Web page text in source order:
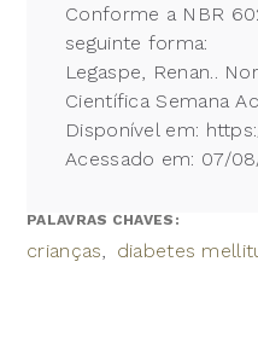
Conforme a NBR
seguinte forma:
Legaspe, Renan..
Científica Semana
Disponível em:
Acessado em: 07/
PALAVRAS CHAVES:
crianças diabetes